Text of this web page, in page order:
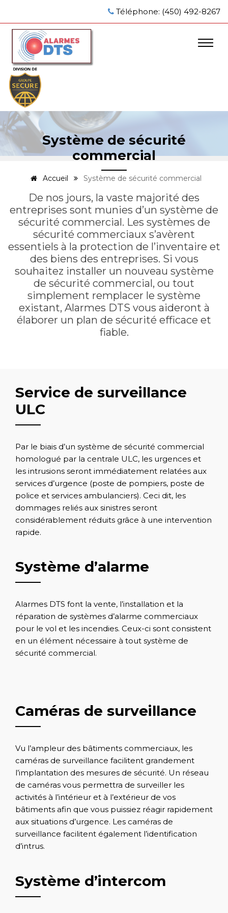
Téléphone: (450) 492-8267
Système de sécurité
commercial
Accueil Système de sécurité commercial
De nos jours, la vaste majorité des
entreprises sont munies d’un système de
sécurité commercial. Les systèmes de
sécurité commerciaux s’avèrent
essentiels à la protection de l’inventaire et
des biens des entreprises. Si vous
souhaitez installer un nouveau système
de sécurité commercial, ou tout
simplement remplacer le système
existant, Alarmes DTS vous aideront à
élaborer un plan de sécurité efficace et
fiable.
Service de surveillance
ULC
Par le biais d’un système de sécurité commercial
homologué par la centrale ULC, les urgences et
les intrusions seront immédiatement relatées aux
services d’urgence (poste de pompiers, poste de
police et services ambulanciers). Ceci dit, les
dommages reliés aux sinistres seront
considérablement réduits grâce à une intervention
rapide.
Système d’alarme
Alarmes DTS font la vente, l’installation et la
réparation de systèmes d’alarme commerciaux
pour le vol et les incendies. Ceux-ci sont consistent
en un élément nécessaire à tout système de
sécurité commercial.
Caméras de surveillance
Vu l’ampleur des bâtiments commerciaux, les
caméras de surveillance facilitent grandement
l’implantation des mesures de sécurité. Un réseau
de caméras vous permettra de surveiller les
activités à l’intérieur et à l’extérieur de vos
bâtiments afin que vous puissiez réagir rapidement
aux situations d’urgence. Les caméras de
surveillance facilitent également l’identification
d’intrus.
Système d’intercom